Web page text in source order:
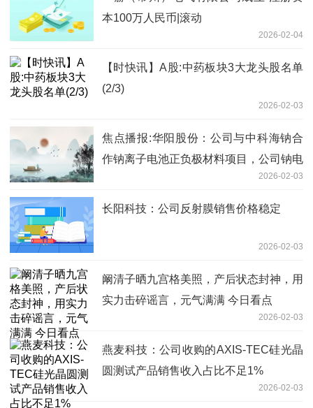
本100万人民币|滚动
2026-02-04
【时快讯】A股:中药板块3大龙头股名单
(2/3)
2026-02-03
焦点播报:华阳股份：公司与中科海钠合
作钠离子电池正负极材料项目，公司钠电
2026-02-03
长阳科技：公司反射膜销售价格稳定
2026-02-03
阚清子晒九宫格美照，产后状态封神，用
实力击碎谣言，元气满满 今日看点
2026-02-03
燕麦科技：公司收购的AXIS-TEC硅光晶
圆测试产品销售收入占比不足1%
2026-02-03